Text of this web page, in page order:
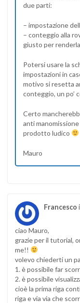
due parti:
– impostazione
– conteggio alla
giusto per
Potersi usare la
impostazioni in
motivo si resetta
conteggio, un po’
Certo
anti
prodotto ludico
Mauro
Francesco
ciao Mauro,
grazie per il tutorial,
me!!
volevo chiederti un
1. è possibile far
2. è possibile
cioè la prima riga
riga e via via che